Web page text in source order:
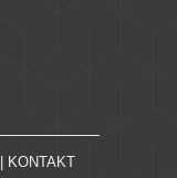
| KONTAKT